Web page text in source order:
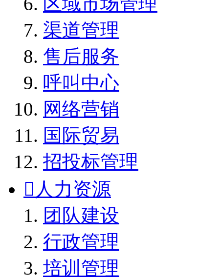
渠道管理
售后服务
呼叫中心
网络营销
国际贸易
招投标管理
 人力资源
团队建设
行政管理
培训管理